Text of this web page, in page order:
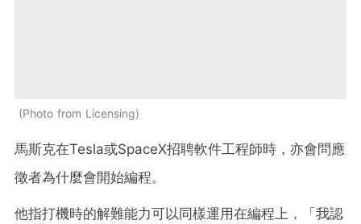
Photo from Licensing
馬斯克在Tesla或SpaceX招聘軟件工程師時，亦會問應
徵者為什麼會開始編程。
他指打機時的解難能力可以同樣運用在編程上，「我認